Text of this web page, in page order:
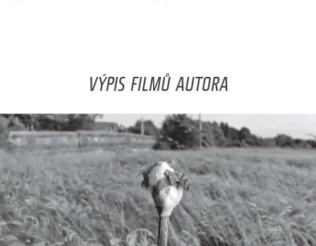
VÝPIS FILMŮ AUTORA